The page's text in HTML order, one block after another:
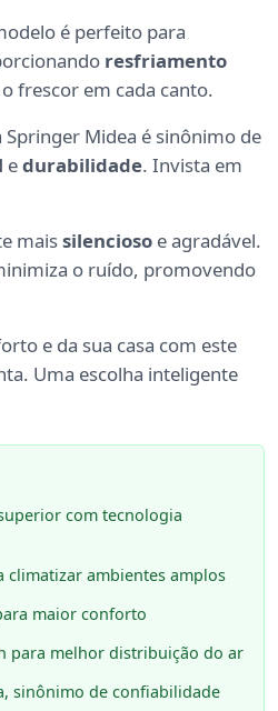
é perfeito para
resfriamento
frescor em cada canto.
Springer Midea é sinônimo de
edurabilidade. Invista em
maissilencioso e agradável.
o ruído, promovendo
e da sua casa com este
Uma escolha inteligente
com tecnologia
climatizar ambientes amplos
maior conforto
para melhor distribuição do ar
sinônimo de confiabilidade